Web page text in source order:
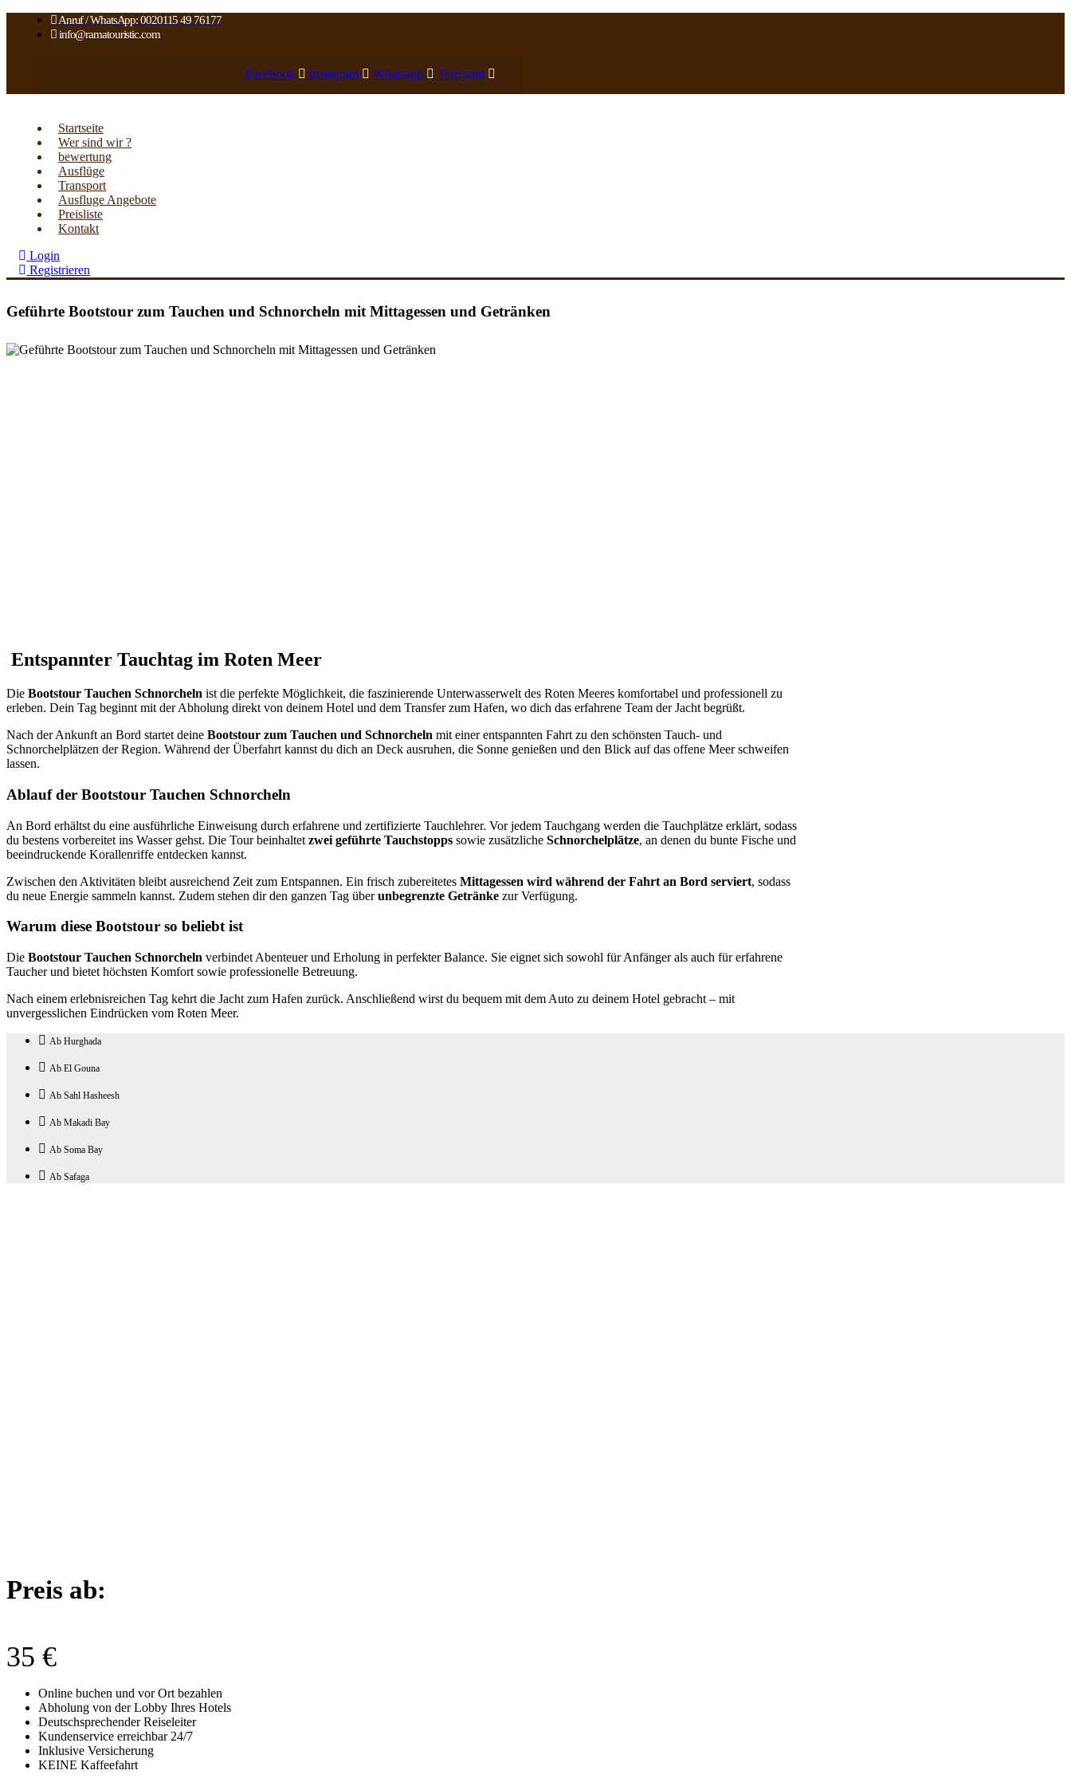
Anruf / WhatsApp: 0020115 49 76177
info@ramatouristic.com
Facebook Instagram Whatsapp Telegram
Startseite
Wer sind wir ?
bewertung
Ausflüge
Transport
Ausfluge Angebote
Preisliste
Kontakt
Login
Registrieren
Geführte Bootstour zum Tauchen und Schnorcheln mit Mittagessen und Getränken
Entspannter Tauchtag im Roten Meer
Die Bootstour Tauchen Schnorcheln ist die perfekte Möglichkeit, die faszinierende Unterwasserwelt des Roten Meeres komfortabel und professionell zu
erleben. Dein Tag beginnt mit der Abholung direkt von deinem Hotel und dem Transfer zum Hafen, wo dich das erfahrene Team der Jacht begrüßt.
Nach der Ankunft an Bord startet deine Bootstour zum Tauchen und Schnorcheln mit einer entspannten Fahrt zu den schönsten Tauch- und
Schnorchelplätzen der Region. Während der Überfahrt kannst du dich an Deck ausruhen, die Sonne genießen und den Blick auf das offene Meer schweifen
lassen.
Ablauf der Bootstour Tauchen Schnorcheln
An Bord erhältst du eine ausführliche Einweisung durch erfahrene und zertifizierte Tauchlehrer. Vor jedem Tauchgang werden die Tauchplätze erklärt, sodass
du bestens vorbereitet ins Wasser gehst. Die Tour beinhaltet zwei geführte Tauchstopps sowie zusätzliche Schnorchelplätze, an denen du bunte Fische und
beeindruckende Korallenriffe entdecken kannst.
Zwischen den Aktivitäten bleibt ausreichend Zeit zum Entspannen. Ein frisch zubereitetes Mittagessen wird während der Fahrt an Bord serviert, sodass
du neue Energie sammeln kannst. Zudem stehen dir den ganzen Tag überunbegrenzte Getränke zur Verfügung.
Warum diese Bootstour so beliebt ist
Die Bootstour Tauchen Schnorcheln verbindet Abenteuer und Erholung in perfekter Balance. Sie eignet sich sowohl für Anfänger als auch für erfahrene
Taucher und bietet höchsten Komfort sowie professionelle Betreuung.
Nach einem erlebnisreichen Tag kehrt die Jacht zum Hafen zurück. Anschließend wirst du bequem mit dem Auto zu deinem Hotel gebracht – mit
unvergesslichen Eindrücken vom Roten Meer.
Ab Hurghada
Ab El Gouna
Ab Sahl Hasheesh
Ab Makadi Bay
Ab Soma Bay
Ab Safaga
Preis ab:
35 €
Online buchen und vor Ort bezahlen
Abholung von der Lobby Ihres Hotels
Deutschsprechender Reiseleiter
Kundenservice erreichbar 24/7
Inklusive Versicherung
KEINE Kaffeefahrt